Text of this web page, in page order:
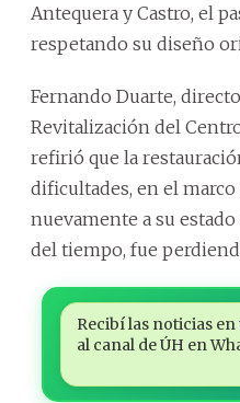
Antequera y Castro, el
respetando su diseño
Fernando Duarte,
Revitalización del
refirió que la
dificultades, en el
nuevamente a su
del tiempo, fue
Recibí las noticias
al canal de ÚH en